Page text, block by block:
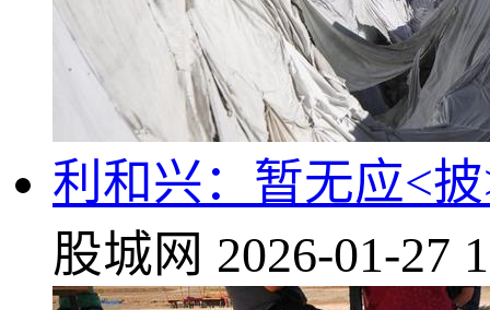
利和兴：暂无应<
股城网 2026-01-27